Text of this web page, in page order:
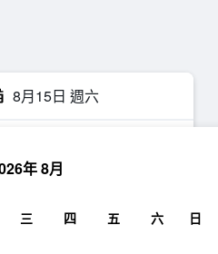
8月15日 週六
年 8月
三 四 五 六 日